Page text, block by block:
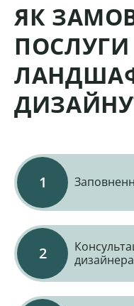
ЯК
ПОСЛУГИ
дизайнера